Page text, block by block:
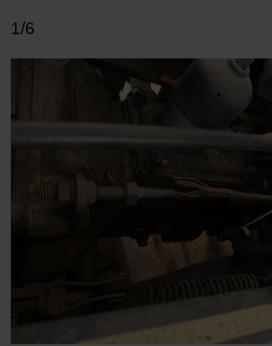
1/6